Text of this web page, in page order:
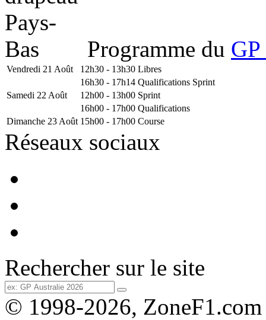
Programme du
Vendredi 21 Août 12h30 - 13h30 Libres
16h30 - 17h14 Qualifications Sprint
Samedi 22 Août
12h00 - 13h00 Sprint
16h00 - 17h00 Qualifications
Dimanche 23 Août 15h00 - 17h00 Course
Réseaux sociaux
Rechercher sur le site
© 1998-2026, ZoneF1.com